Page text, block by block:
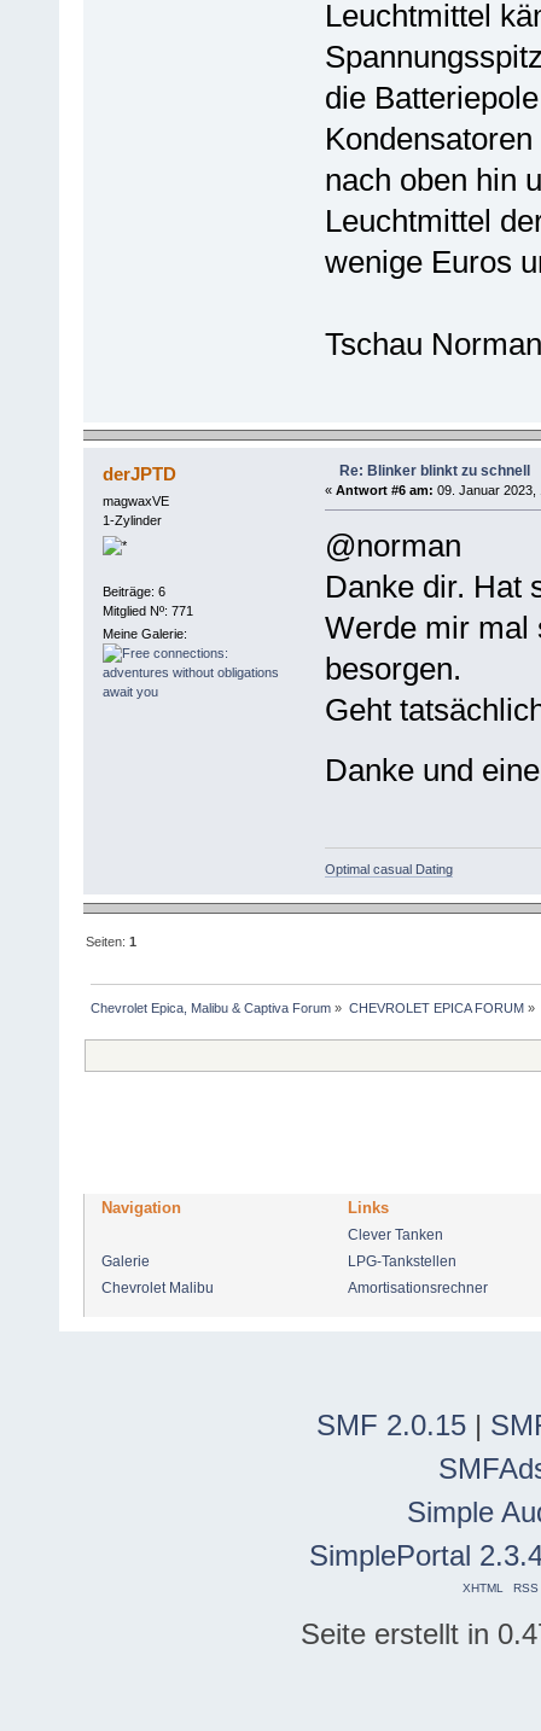
Leuchtmittel
die
nach oben hin
Leuchtmittel
wenige Euros
Tschau Norman
derJPTD
magwaxVE
1-Zylinder
Beiträge: 6
Mitglied Nº: 771
Meine Galerie:
Re: Blinker blinkt zu schnell
« Antwort #6 am: 09. Januar 2023,
@norman
Danke dir. Hat
Werde mir mal
besorgen.
Geht
Danke und
Optimal casual Dating
Seiten:1
Chevrolet Epica, Malibu & Captiva Forum » CHEVROLET EPICA FORUM»
Navigation Links
Clever Tanken
Galerie
LPG-Tankstellen
Chevrolet Malibu
Amortisationsrechner
SMF 2.0.15 |
Simple
SimplePortal
XHTML RSS
Seite erstellt in